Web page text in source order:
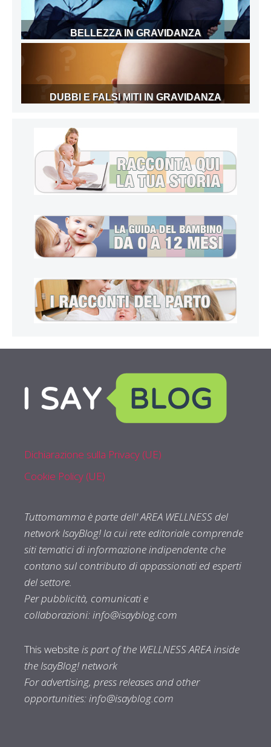
BELLEZZA IN GRAVIDANZA
DUBBI E FALSI MITI IN GRAVIDANZA
Dichiarazione sulla Privacy (UE)
Cookie Policy (UE)
Tuttomamma è parte dell' AREA WELLNESS del
network IsayBlog! la cui rete editoriale comprende
siti tematici di informazione indipendente che
contano sul contributo di appassionati ed esperti
del settore.
Per pubblicità, comunicati e
collaborazioni:info@isayblog.com
This website is part of the WELLNESS AREA inside
the IsayBlog! network
For advertising, press releases and other
opportunities:info@isayblog.com